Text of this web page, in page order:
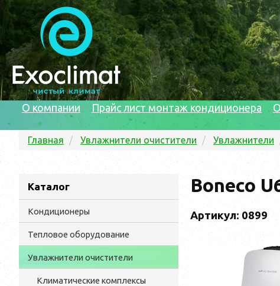
О компании Прайс лист монтаж кондиционера
Главная Увлажнители очистители Увлажнители
Каталог
Кондиционеры
Тепловое оборудование
Увлажнители очистители
Климатические комплексы
Boneco
Артикул: 0899